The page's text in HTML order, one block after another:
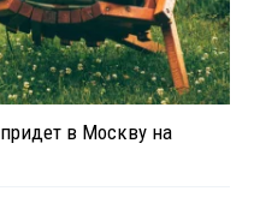
в Москву на